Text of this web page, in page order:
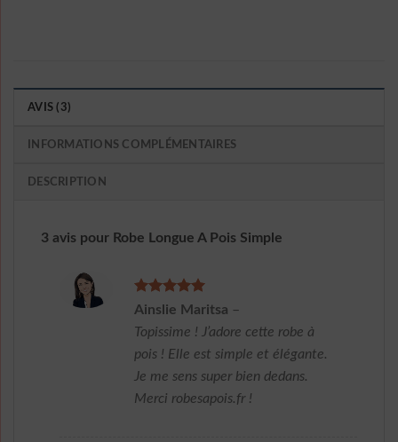
AVIS (3)
INFORMATIONS COMPLÉMENTAIRES
DESCRIPTION
3 avis pour Robe Longue A Pois Simple
Note5sur
Ainslie Maritsa –
Topissime ! J’adore cette robe à
pois ! Elle est simple et élégante.
Je me sens super bien dedans.
Merci robesapois.fr !